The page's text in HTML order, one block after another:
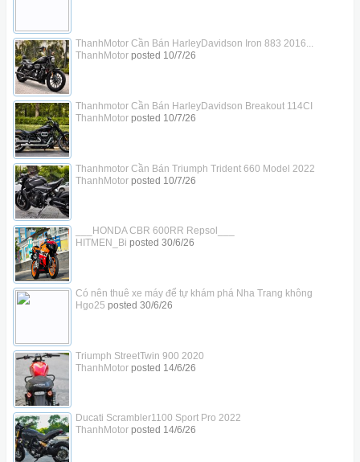
ThanhMotor Cần Bán HarleyDavidson Iron 883 2016...
ThanhMotorposted 10/7/26
Thanhmotor Cần Bán HarleyDavidson Breakout 114CI
ThanhMotorposted 10/7/26
Thanhmotor Cần Bán Triumph Trident 660 Model 2022
ThanhMotorposted 10/7/26
___HONDA CBR 600RR Repsol___
HITMEN_Bi posted 30/6/26
Có nên thuê xe máy để tự khám phá Nha Trang không
Hgo25 posted 30/6/26
Triumph StreetTwin 900 2020
ThanhMotorposted 14/6/26
Ducati Scrambler1100 Sport Pro 2022
ThanhMotorposted 14/6/26